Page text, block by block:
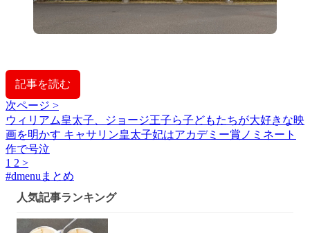
記事を読む
次ページ >
ウィリアム皇太子、ジョージ王子ら子どもたちが大好きな映
画を明かす キャサリン皇太子妃はアカデミー賞ノミネート
作で号泣
1 2 >
#dmenuまとめ
人気記事ランキング